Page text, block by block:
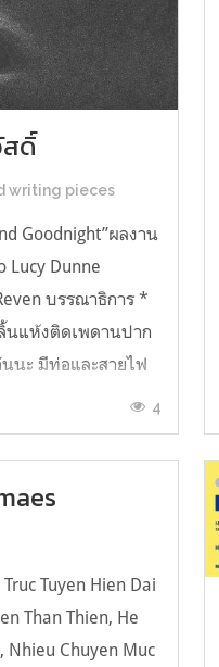
สดิ์
writing pieces
Goodnight”ผลงาน
Lucy Dunne
บรรณาธิการ *
นแห้งติดเพดานปาก
นนะ มีท่อและสายไฟ
ละแม้ตัวเขาจะ
อยู่เบื้องหน้...
4
Tuyen Hien Dai
Than Thien, He
Nhieu Chuyen Muc